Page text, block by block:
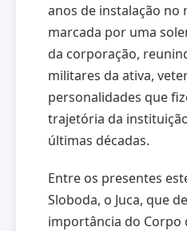
anos de instalação no
marcada por uma
da corporação,
militares da ativa,
personalidades que
trajetória da
últimas décadas.
Entre os presentes
Sloboda, o Juca, que
importância do Corpo